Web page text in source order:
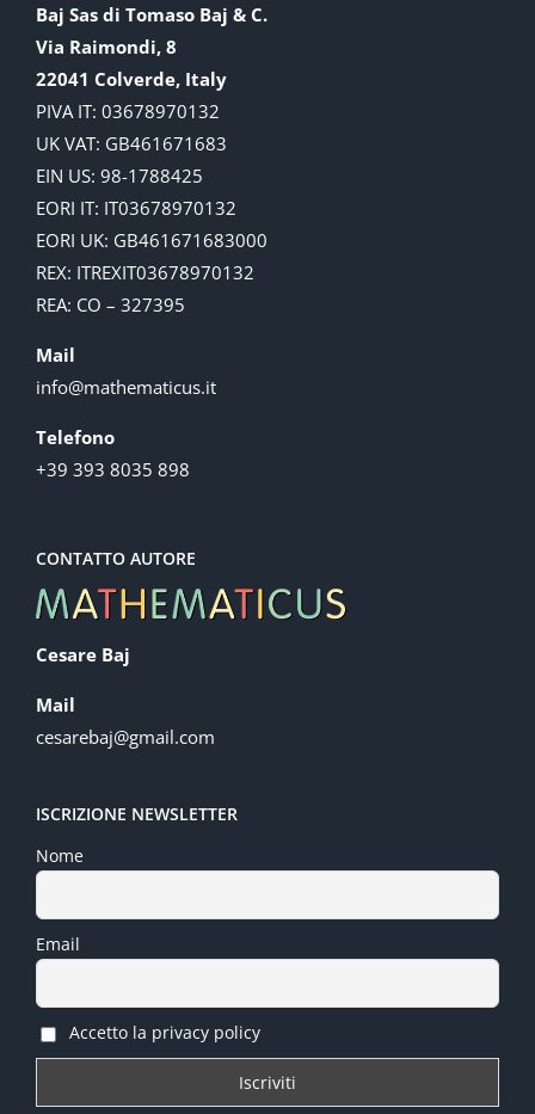
Baj Sas di Tomaso Baj & C.
Via Raimondi, 8
22041 Colverde, Italy
PIVA IT: 03678970132
UK VAT: GB461671683
EIN US: 98-1788425
EORI IT: IT03678970132
EORI UK: GB461671683000
REX: ITREXIT03678970132
REA: CO – 327395
Mail
info@mathematicus.it
Telefono
+39 393 8035 898
CONTATTO AUTORE
Cesare Baj
Mail
cesarebaj@gmail.com
ISCRIZIONE NEWSLETTER
Nome
Email
Accetto la privacy policy